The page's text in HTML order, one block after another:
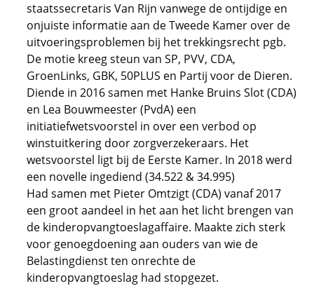
staatssecretaris Van Rijn vanwege de ontijdige en
onjuiste informatie aan de Tweede Kamer over de
uitvoeringsproblemen bij het trekkingsrecht pgb.
De motie kreeg steun van SP, PVV, CDA,
GroenLinks, GBK, 50PLUS en Partij voor de Dieren.
Diende in 2016 samen met Hanke Bruins Slot (CDA)
en Lea Bouwmeester (PvdA) een
initiatiefwetsvoorstel in over een verbod op
winstuitkering door zorgverzekeraars. Het
wetsvoorstel ligt bij de Eerste Kamer. In 2018 werd
een novelle ingediend (34.522 & 34.995)
Had samen met Pieter Omtzigt (CDA) vanaf 2017
een groot aandeel in het aan het licht brengen van
de kinderopvangtoeslagaffaire. Maakte zich sterk
voor genoegdoening aan ouders van wie de
Belastingdienst ten onrechte de
kinderopvangtoeslag had stopgezet.